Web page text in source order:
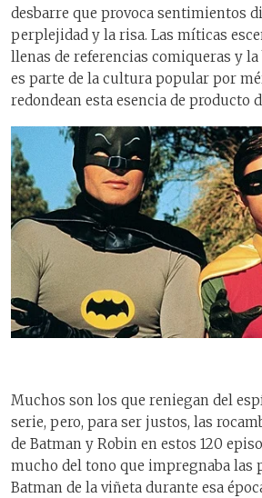
desbarre que provoca sentimientos
perplejidad y la risa. Las míticas
llenas de referencias comiqueras y la
es parte de la cultura popular por
redondean esta esencia de producto
Muchos son los que reniegan del
serie, pero, para ser justos, las
de Batman y Robin en estos 120
mucho del tono que impregnaba las
Batman de la viñeta durante esa